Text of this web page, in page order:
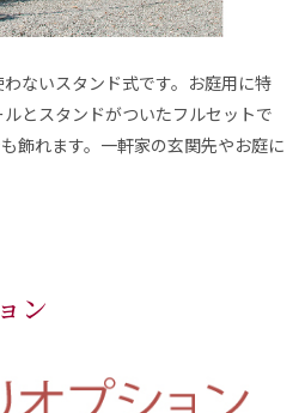
ないスタンド式です。お庭用に特
とスタンドがついたフルセットで
飾れます。一軒家の玄関先やお庭に
ン